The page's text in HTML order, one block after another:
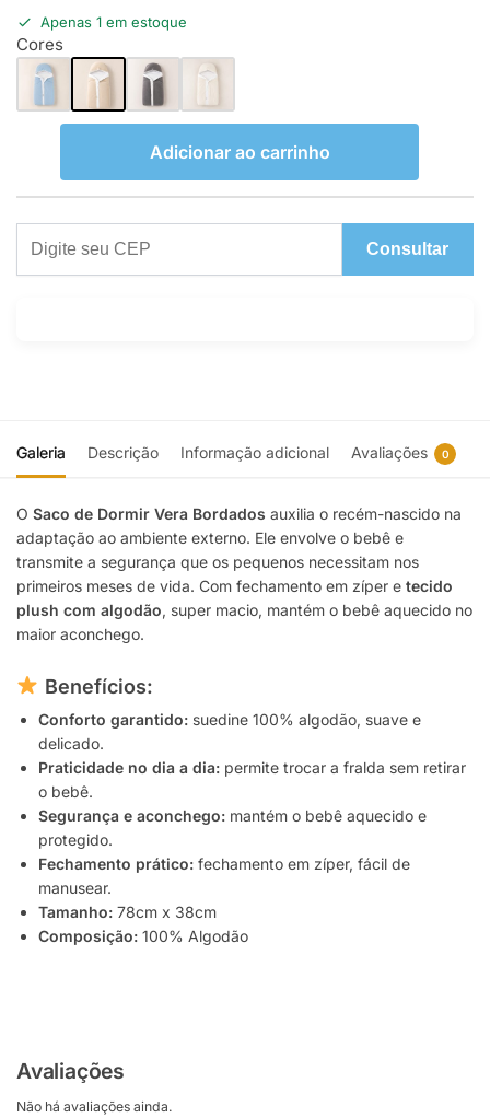
Apenas 1 em estoque
Cores
Adicionar ao carrinho
Consultar
Galeria Descrição Informação adicional Avaliações 0
O Saco de Dormir Vera Bordados auxilia o recém-nascido na
adaptação ao ambiente externo. Ele envolve o bebê e
transmite a segurança que os pequenos necessitam nos
primeiros meses de vida. Com fechamento em zíper e tecido
plush com algodão, super macio, mantém o bebê aquecido no
maior aconchego.
Benefícios:
Conforto garantido: suedine 100% algodão, suave e
delicado.
Praticidade no dia a dia: permite trocar a fralda sem retirar
o bebê.
Segurança e aconchego: mantém o bebê aquecido e
protegido.
Fechamento prático: fechamento em zíper, fácil de
manusear.
Tamanho: 78cm x 38cm
Composição: 100% Algodão
Avaliações
Não há avaliações ainda.